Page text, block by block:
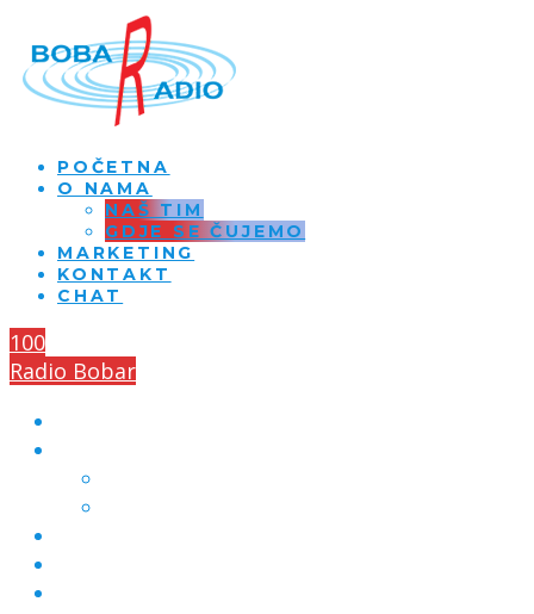
POČETNA
O NAMA
NAŠ TIM
GDJE SE ČUJEMO
MARKETING
KONTAKT
CHAT
100
Radio Bobar